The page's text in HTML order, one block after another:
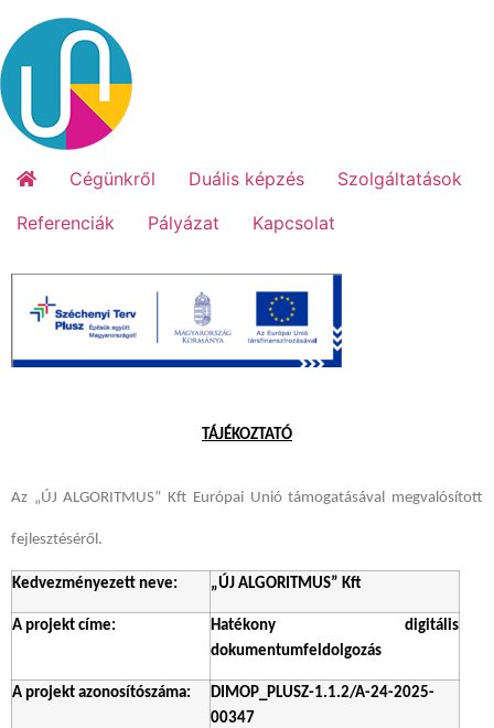
Cégünkről Duális képzés
Szolgáltatások
Referenciák
Pályázat Kapcsolat
TÁJÉKOZTATÓ
Az „ÚJ ALGORITMUS” Kft Európai Unió támogatásával megvalósított
fejlesztéséről.
Kedvezményezett neve: „ÚJ ALGORITMUS” Kft
A projekt címe:
Hatékony digitális
dokumentumfeldolgozás
A projekt azonosítószáma:
DIMOP_PLUSZ-1.1.2/A-24-2025-
00347